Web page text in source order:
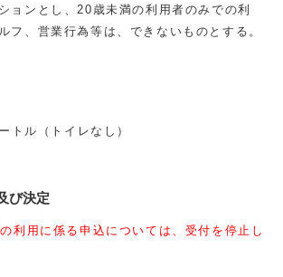
ョンとし、20歳未満の利用者のみでの利
フ、営業行為等は、できないものとする。
トル（トイレなし）
び決定
利用に係る申込については、受付を停止し